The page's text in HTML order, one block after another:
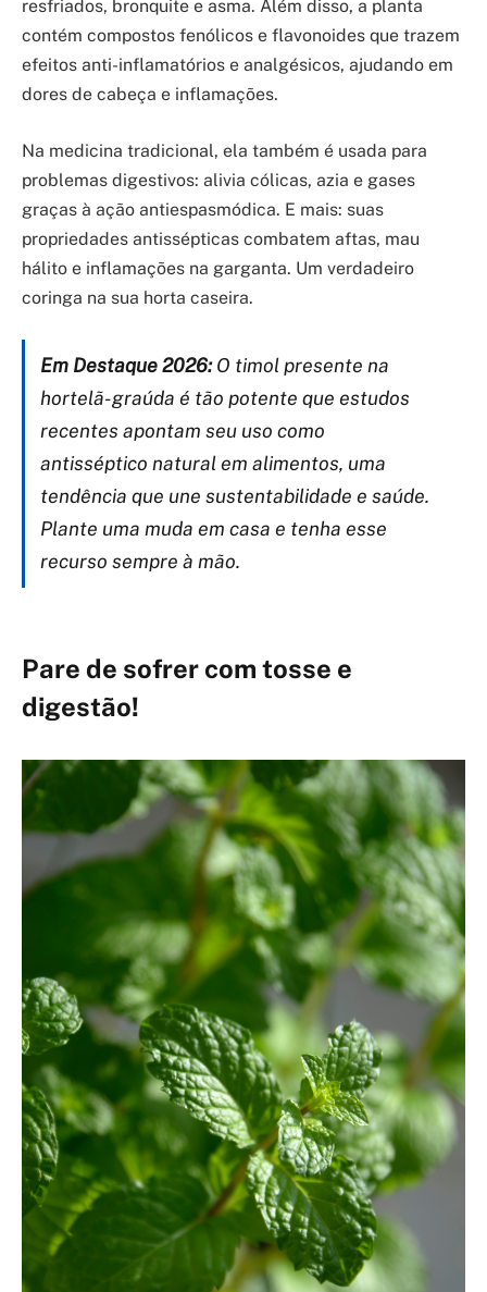
resfriados, bronquite e asma. Além disso, a planta
contém compostos fenólicos e flavonoides que trazem
efeitos anti-inflamatórios e analgésicos, ajudando em
dores de cabeça e inflamações.
Na medicina tradicional, ela também é usada para
problemas digestivos: alivia cólicas, azia e gases
graças à ação antiespasmódica. E mais: suas
propriedades antissépticas combatem aftas, mau
hálito e inflamações na garganta. Um verdadeiro
coringa na sua horta caseira.
Em Destaque 2026:O timol presente na
hortelã-graúda é tão potente que estudos
recentes apontam seu uso como
antisséptico natural em alimentos, uma
tendência que une sustentabilidade e saúde.
Plante uma muda em casa e tenha esse
recurso sempre à mão.
Pare de sofrer com tosse e
digestão!